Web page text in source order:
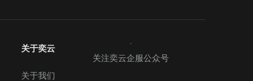
关于奕云
关于我们
关注奕云企服公众号